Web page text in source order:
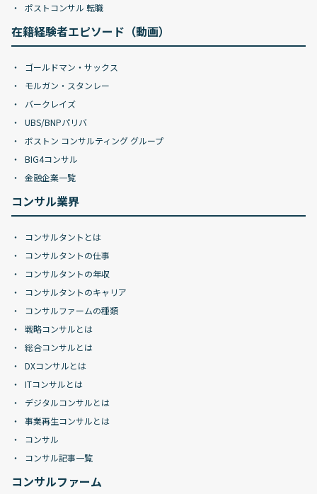
ポストコンサル 転職
在籍経験者エピソード（動画）
ゴールドマン・サックス
モルガン・スタンレー
バークレイズ
UBS/BNPパリバ
ボストン コンサルティング グループ
BIG4コンサル
金融企業一覧
コンサル業界
コンサルタントとは
コンサルタントの仕事
コンサルタントの年収
コンサルタントのキャリア
コンサルファームの種類
戦略コンサルとは
総合コンサルとは
DXコンサルとは
ITコンサルとは
デジタルコンサルとは
事業再生コンサルとは
コンサル
コンサル記事一覧
コンサルファーム